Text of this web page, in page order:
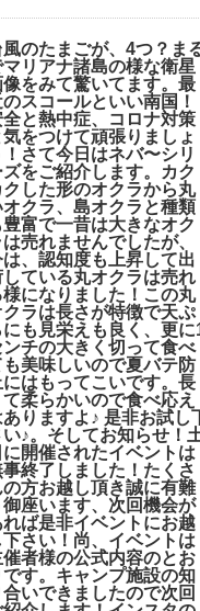
風のたまごが、4つ？ま
マリアナ諸島の様な衛星
像をみて驚いてます。最
スコールといい南国！
全と熱中症、コロナ対策
気をつけて頑張りましょ
！さて今日はネバ〜シリ
ズをご紹介します。カク
クした形のオクラから丸
オクラ、島オクラと種類
豊富で一昔は大きなオク
は売れませんでしたが、
は、認知度も上昇して出
している丸オクラは売れ
様になりました！この丸
クラは長さが特徴で天ぷ
にも見栄えも良く、更に
ンチの大きく切って食べ
も美味しいので夏バテ防
にはもってこいです。長
て柔らかいので食べ応え
ありますよ♪ 是非お試し
い♪。そしてお知らせ！
に開催されたイベントは
事終了しました！たくさ
の方お越し頂き誠に有難
御座います、次回機会が
れば是非イベントにお越
下さい！尚、イベントは
催者様の公式内容のとお
です。キャンプ️施設の知
合いできましたので次回